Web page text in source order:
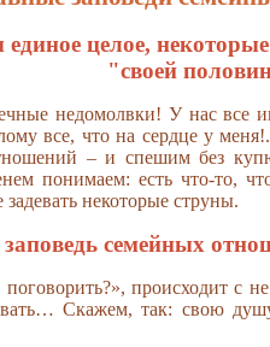
целое,
"своей
недомолвки! У нас все
все, что на сердце у
– и спешим без
понимаем: есть что-то,
некоторые струны.
семейных
происходит с
Скажем, так: свою